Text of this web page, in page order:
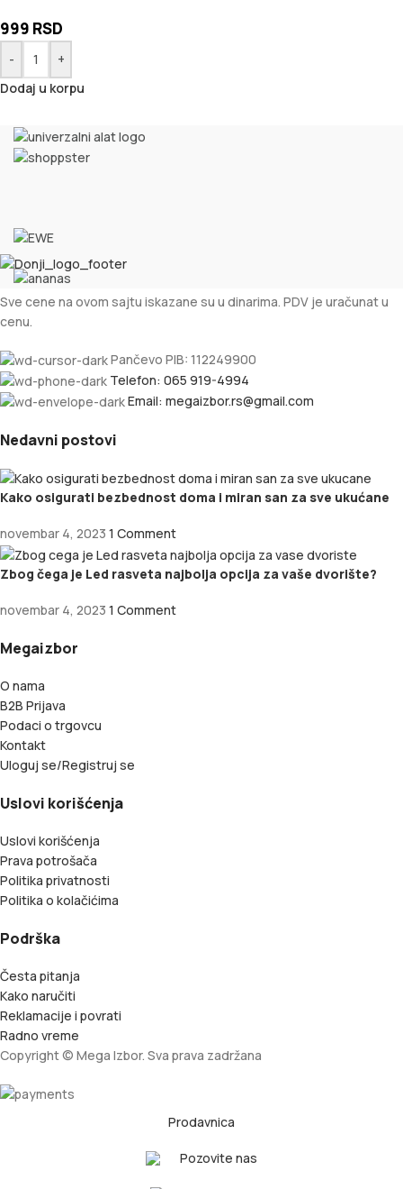
999 RSD
-
+
Dodaj u korpu
Sve cene na ovom sajtu iskazane su u dinarima. PDV je uračunat u
cenu.
Pančevo PIB: 112249900
Telefon: 065 919-4994
Email: megaizbor.rs@gmail.com
Nedavni postovi
Kako osigurati bezbednost doma i miran san za sve ukućane
novembar 4, 2023 1 Comment
Zbog čega je Led rasveta najbolja opcija za vaše dvorište?
novembar 4, 2023 1 Comment
Megaizbor
O nama
B2B Prijava
Podaci o trgovcu
Kontakt
Uloguj se/Registruj se
Uslovi korišćenja
Uslovi korišćenja
Prava potrošača
Politika privatnosti
Politika o kolačićima
Podrška
Česta pitanja
Kako naručiti
Reklamacije i povrati
Radno vreme
Copyright © Mega Izbor. Sva prava zadržana
Prodavnica
Pozovite nas